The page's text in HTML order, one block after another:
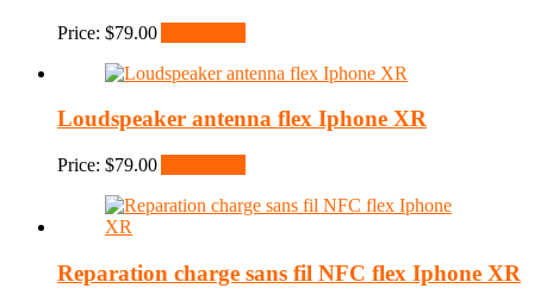
Price: $79.00
Loudspeaker antenna flex Iphone XR
Price: $79.00
Reparation charge sans fil NFC flex Iphone XR